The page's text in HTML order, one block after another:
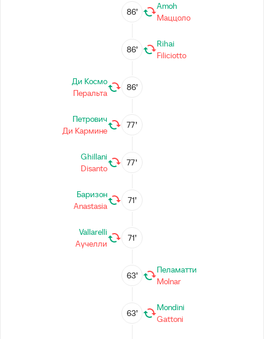
86’
Amoh
Маццоло
86’
Rihai
Filiciotto
86’
Ди Космо
Перальта
77’
Петрович
Ди Кармине
77’
Ghillani
Disanto
71’
Баризон
Anastasia
71’
Vallarelli
Аучелли
63’
Пеламатти
Molnar
63’
Mondini
Gattoni